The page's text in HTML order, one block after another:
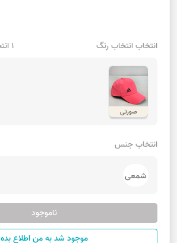
انتخاب انتخاب رنگ 1 انتخاب رنگ موجود است
صورتی
انتخاب جنس
شمعی
ناموجود
موجود شد به من اطلاع بده